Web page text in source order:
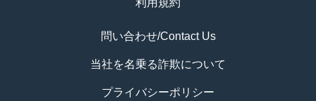
利用規約
問い合わせ/Contact Us
当社を名乗る詐欺について
プライバシーポリシー